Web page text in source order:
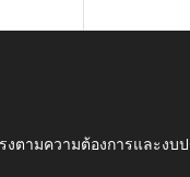
งตามความต้องการและง